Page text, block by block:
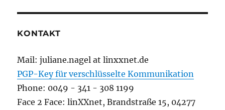
KONTAKT
Mail: juliane.nagel at linxxnet.de
PGP-Key für verschlüsselte Kommunikation
Phone: 0049 - 341 - 308 1199
Face 2 Face: linXXnet, Brandstraße 15, 04277